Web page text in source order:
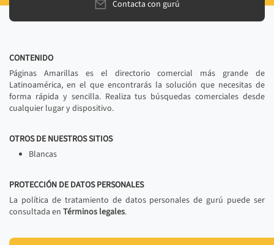
Contacta con gurú
CONTENIDO
Páginas Amarillas es el directorio comercial más grande de
Latinoamérica, en el que encontrarás la solución que necesitas de
forma rápida y sencilla. Realiza tus búsquedas comerciales desde
cualquier lugar y dispositivo.
OTROS DE NUESTROS SITIOS
Blancas
PROTECCIÓN DE DATOS PERSONALES
La política de tratamiento de datos personales de gurú puede ser
consultada en Términos legales.